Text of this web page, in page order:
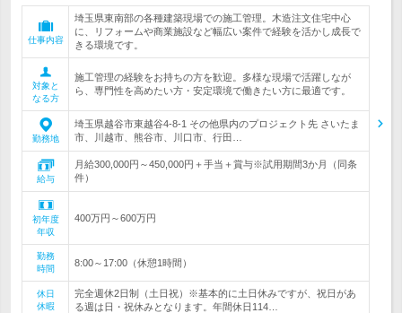
仕事内容
埼玉県東南部の各種建築現場での施工管理。木造注文住宅中心
に、リフォームや商業施設など幅広い案件で経験を活かし成長で
きる環境です。
対象と
なる方
施工管理の経験をお持ちの方を歓迎。多様な現場で活躍しなが
ら、専門性を高めたい方・安定環境で働きたい方に最適です。
勤務地
埼玉県越谷市東越谷4-8-1 その他県内のプロジェクト先 さいたま
市、川越市、熊谷市、川口市、行田…
給与
月給300,000円～450,000円＋手当＋賞与※試用期間3か月（同条
件）
初年度
年収
400万円～600万円
勤務
時間
8:00～17:00（休憩1時間）
休日
休暇
完全週休2日制（土日祝）※基本的に土日休みですが、祝日があ
る週は日・祝休みとなります。年間休日114…